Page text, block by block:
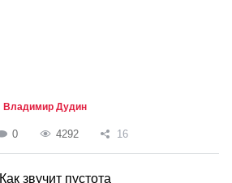
Владимир Дудин
0 4292 16
Как звучит пустота